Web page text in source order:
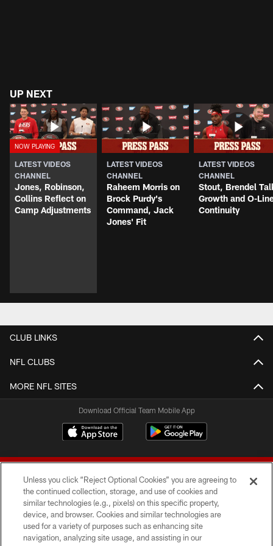
UP NEXT
LATEST VIDEOS
CHANNEL
Jones, Robinson,
Collins Reflect on
Camp Adjustments
LATEST VIDEOS
CHANNEL
Raheem Morris on
Brock Purdy's
Command, Jack
Jones' Fit
LATEST VIDEOS
CHANNEL
Stout, Brendel
Growth and O-
Continuity
CLUB LINKS
NFL CLUBS
MORE NFL SITES
Download Official Team Mobile App
© 2026 Forty Niners Football Company LLC
Unless you click “Reject Optional Cookies” you are agreeing to
the continued collection, storage, and use of cookies and
similar technologies (e.g., pixels) on this specific property,
device, and browser. Cookies and similar technologies are
used for a variety of purposes such as enhancing site
navigation, analyzing site usage, and assisting in our